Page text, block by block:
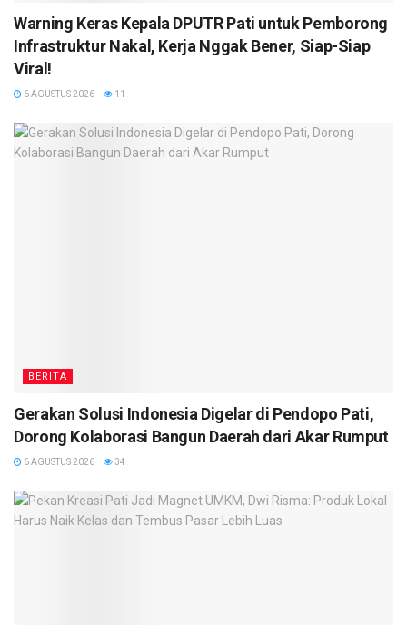
Warning Keras Kepala DPUTR Pati untuk Pemborong
Infrastruktur Nakal, Kerja Nggak Bener, Siap-Siap
Viral!
6 AGUSTUS 2026 11
BERITA
Gerakan Solusi Indonesia Digelar di Pendopo Pati,
Dorong Kolaborasi Bangun Daerah dari Akar Rumput
6 AGUSTUS 2026 34